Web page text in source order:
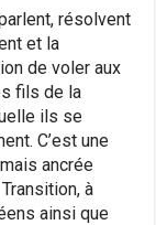
résolvent
et la
de voler aux
fils de la
ils se
C’est une
ancrée
à
ainsi que